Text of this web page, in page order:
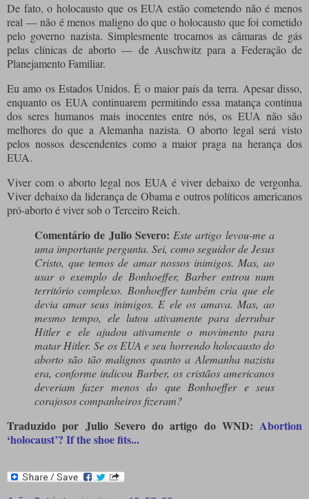
De fato, o holocausto que os EUA estão cometendo não é menos
real — não é menos maligno do que o holocausto que foi cometido
pelo governo nazista. Simplesmente trocamos as câmaras de gás
pelas clínicas de aborto — de Auschwitz para a Federação de
Planejamento Familiar.
Eu amo os Estados Unidos. É o maior país da terra. Apesar disso,
enquanto os EUA continuarem permitindo essa matança contínua
dos seres humanos mais inocentes entre nós, os EUA não são
melhores do que a Alemanha nazista. O aborto legal será visto
pelos nossos descendentes como a maior praga na herança dos
EUA.
Viver com o aborto legal nos EUA é viver debaixo de vergonha.
Viver debaixo da liderança de Obama e outros políticos americanos
pró-aborto é viver sob o Terceiro Reich.
Comentário de Julio Severo: Este artigo levou-me a
uma importante pergunta. Sei, como seguidor de Jesus
Cristo, que temos de amar nossos inimigos. Mas, ao
usar o exemplo de Bonhoeffer, Barber entrou num
território complexo. Bonhoeffer também cria que ele
devia amar seus inimigos. E ele os amava. Mas, ao
mesmo tempo, ele lutou ativamente para derrubar
Hitler e ele ajudou ativamente o movimento para
matar Hitler. Se os EUA e seu horrendo holocausto do
aborto são tão malignos quanto a Alemanha nazista
era, conforme indicou Barber, os cristãos americanos
deveriam fazer menos do que Bonhoeffer e seus
corajosos companheiros fizeram?
Traduzido por Julio Severo do artigo do WND: Abortion
‘holocaust’? If the shoe fits...